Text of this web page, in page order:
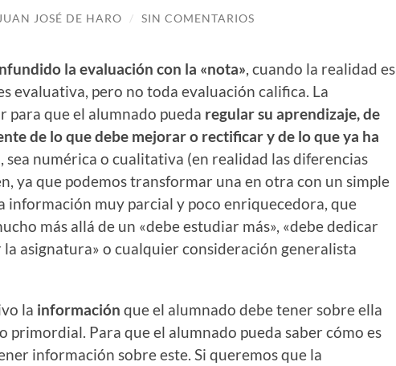
JUAN JOSÉ DE HARO / SIN COMENTARIOS
la evaluación con la «nota» , cuando la realidad es
evaluativa, pero no toda evaluación califica. La
para que el alumnado pueda regular su aprendizaje, de
de lo que debe mejorar o rectificar y de lo que ya ha
sea numérica o cualitativa (en realidad las diferencias
ya que podemos transformar una en otra con un simple
información muy parcial y poco enriquecedora, que
más allá de un «debe estudiar más», «debe dedicar
asignatura» o cualquier consideración generalista
la información que el alumnado debe tener sobre ella
primordial. Para que el alumnado pueda saber cómo es
información sobre este. Si queremos que la